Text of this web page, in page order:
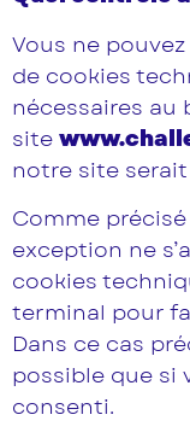
Vous ne
de cookies
nécessaires
site
notre site
Comme
exception ne
cookies
terminal pour
Dans ce cas
possible que si
consenti.